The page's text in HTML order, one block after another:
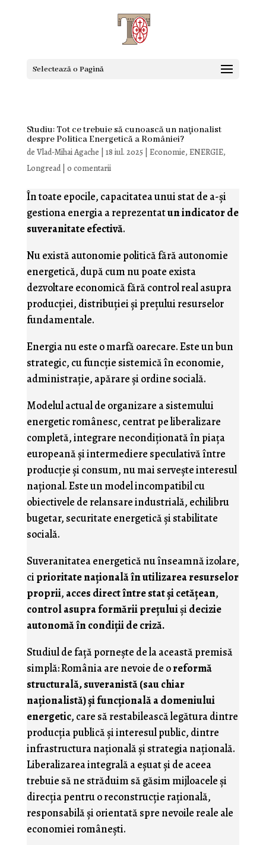
Selectează o Pagină
Studiu: Tot ce trebuie să cunoască un naţionalist
despre Politica Energetică a României?
de Vlad-Mihai Agache 18 iul. 2025| Economie, ENERGIE,
Longread| 0 comentarii
În toate epocile, capacitatea unui stat de a-și
gestiona energia a reprezentatun indicator de
suveranitate efectivă.
Nu există autonomie politică fără autonomie
energetică, după cum nu poate exista
dezvoltare economică fără control real asupra
producției, distribuției și prețului resurselor
fundamentale.
Energia nu este o marfă oarecare. Este un bun
strategic, cu funcție sistemică în economie,
administrație, apărare și ordine socială.
Modelul actual de organizare a sistemului
energetic românesc, centrat pe liberalizare
completă, integrare necondiționată în piața
europeană și intermediere speculativă între
producție și consum, nu mai servește interesul
național. Este un model incompatibil cu
obiectivele de relansare industrială, echilibru
bugetar, securitate energetică și stabilitate
socială.
Suveranitatea energetică nu înseamnă izolare,
ci prioritate națională în utilizarea resurselor
proprii, acces direct între stat și cetățean,
control asupra formării prețuluiși decizie
autonomă în condiții de criză.
Studiul de față pornește de la această premisă
simplă: România are nevoie de oreformă
structurală, suveranistă (sau chiar
naţionalistă) și funcțională a domeniului
energetic, care să restabilească legătura dintre
producția publică și interesul public, dintre
infrastructura națională și strategia națională.
Liberalizarea integrală a eșuat şi de aceea
trebuie să ne străduim să găsim mijloacele şi
direcţia pentru o reconstrucție rațională,
responsabilă și orientată spre nevoile reale ale
economiei românești.